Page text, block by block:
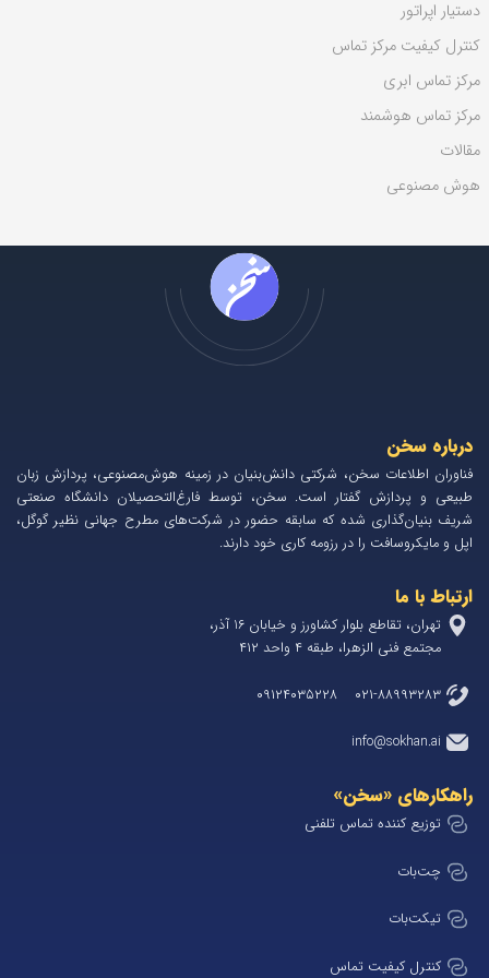
دستیار اپراتور
کنترل کیفیت مرکز تماس
مرکز تماس ابری
مرکز تماس هوشمند
مقالات
هوش مصنوعی
ارتباط با ما
تهران، تقاطع بلوار کشاورز و خیابان 1۶ آذر،
مجتمع فنی الزهرا، طبقه ۴ واحد ۴۱۲
۰۲۱-۸۸۹۹۳۲۸۳ ۰۹۱۲۴۰۳۵۲۲۸
info@sokhan.ai
درباره سخن
فناوران اطلاعات سخن، شرکتی دانش‌بنیان در زمینه هوش‌مصنوعی، پردازش زبان
طبیعی و پردازش گفتار است. سخن، توسط فارغ‌التحصیلان دانشگاه صنعتی
شریف بنیان‌گذاری شده که سابقه حضور در شرکت‌های مطرح جهانی نظیر گوگل،
اپل و مایکروسافت را در رزومه کاری خود دارند.
راهکارهای «سخن»
توزیع کننده تماس تلفنی
چت‌بات
تیکت‌بات
کنترل کیفیت تماس